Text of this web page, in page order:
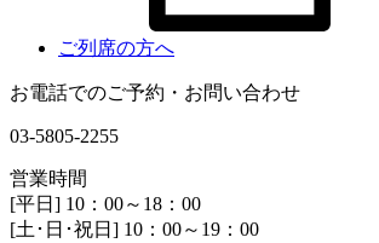
ご列席の方へ
お電話でのご予約・お問い合わせ
03-5805-2255
営業時間
[平日] 10：00～18：00
[土･日･祝日] 10：00～19：00